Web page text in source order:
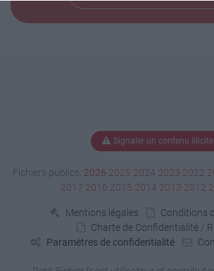
Signaler un contenu illicite
Fichiers publics: 2026 2025 2024 2023 2022
2017 2016 2015 2014 2013 2012
Mentions légales
Conditions
Charte de Confidentialité /
Paramètres de confidentialité